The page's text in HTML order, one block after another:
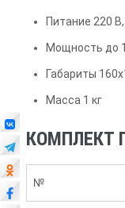
Питание 220 В,
Мощность до
Габариты
Масса 1 кг
КОМПЛЕКТ
№